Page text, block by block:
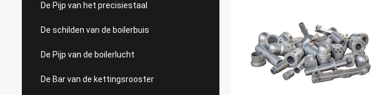
De Pijp van het precisiestaal
De schilden van de boilerbuis
De Pijp van de boilerlucht
De Bar van de kettingsrooster